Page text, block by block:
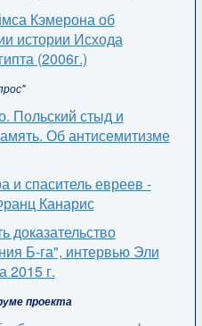
Кэмерона об
истории Исхода
(2006г.)
Польский стыд и
Об антисемитизме
и спаситель евреев -
Канарис
доказательство
Б-га", интервью Эли
2015 г.
проекта